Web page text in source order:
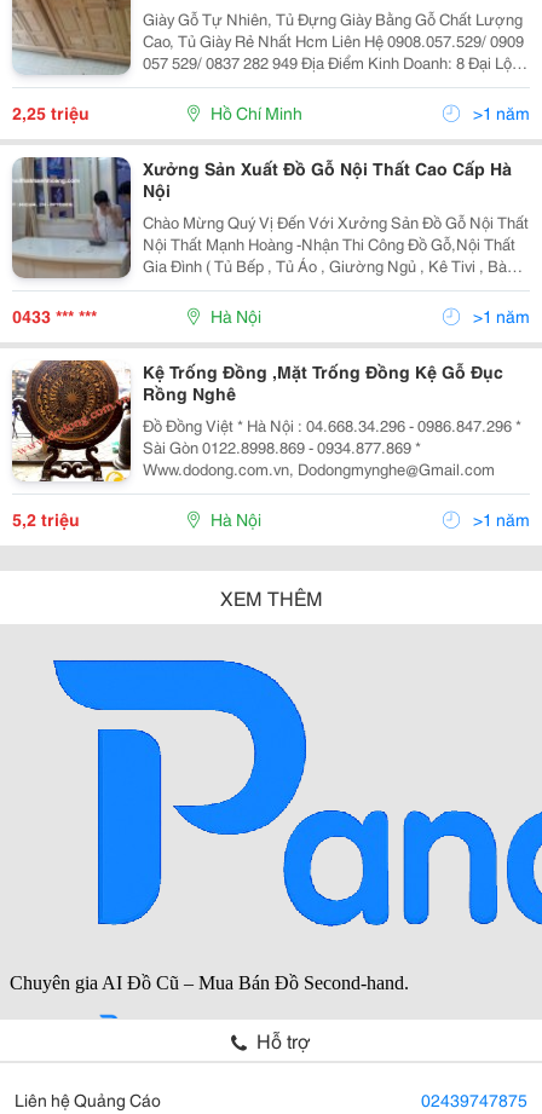
Giày Gỗ Tự Nhiên, Tủ Đựng Giày Bằng Gỗ Chất Lượng
Cao, Tủ Giày Rẻ Nhất Hcm Liên Hệ 0908.057.529/ 0909
057 529/ 0837 282 949 Địa Điểm Kinh Doanh: 8 Đại Lộ Ii,
Kp3, Phường Phước Bình, Quận 9, Tp Hcm (Quý Khách
Có Thể Đến Xem Sản Phẩm Tại Cửa Hàng
2,25 triệu Hồ Chí Minh >1 năm
Xưởng Sản Xuất Đồ Gỗ Nội Thất Cao Cấp Hà
Nội
Chào Mừng Quý Vị Đến Với Xưởng Sản Đồ Gỗ Nội Thất
Nội Thất Mạnh Hoàng -Nhận Thi Công Đồ Gỗ,Nội Thất
Gia Đình ( Tủ Bếp , Tủ Áo , Giường Ngủ , Kê Tivi , Bàn
Nghế Ăn , Nội Thất Phòng Trẻ Em... -Nội Thất Văn
Phòng , Showrrom , Shop , Hội Chợ Triển Lãm...
0433 *** *** Hà Nội >1 năm
Kệ Trống Đồng ,Mặt Trống Đồng Kệ Gỗ Đục
Rồng Nghê
Đồ Đồng Việt * Hà Nội : 04.668.34.296 - 0986.847.296 *
Sài Gòn 0122.8998.869 - 0934.877.869 *
Www.dodong.com.vn, Dodongmynghe@Gmail.com
5,2 triệu Hà Nội >1 năm
XEM THÊM
Hỗ trợ
Liên hệ Quảng Cáo 02439747875